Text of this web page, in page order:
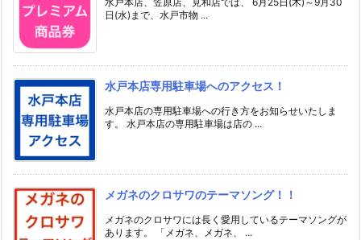
日(水)まで、水戸市物 ...
水戸本店専用駐車場へのアクセス！
水戸本店の専用駐車場への行き方をお知らせいたしま
す。 水戸本店の専用駐車場は店の ...
メガネのクロサワのテーマソング！！
メガネのクロサワには長く愛用しているテーマソングが
あります。 「メガネ、メガネ、 ...